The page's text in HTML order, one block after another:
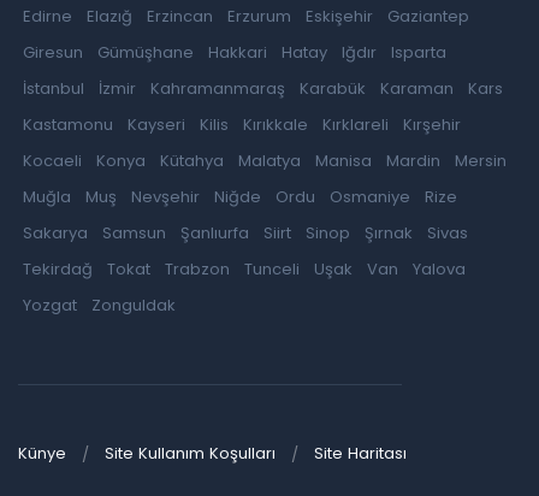
Edirne
Elazığ Erzincan Erzurum Eskişehir
Gaziantep
Giresun
Gümüşhane Hakkari Hatay Iğdır
Isparta
İstanbul
İzmir Kahramanmaraş Karabük Karaman
Kars
Kastamonu
Kayseri Kilis Kırıkkale Kırklareli
Kırşehir
Kocaeli
Konya Kütahya Malatya Manisa Mardin
Mersin
Muğla
Muş Nevşehir Niğde Ordu Osmaniye
Rize
Sakarya
Samsun Şanlıurfa Siirt Sinop Şırnak
Sivas
Tekirdağ
Tokat Trabzon Tunceli Uşak Van
Yalova
Yozgat
Zonguldak
Künye Site Kullanım Koşulları Site Haritası